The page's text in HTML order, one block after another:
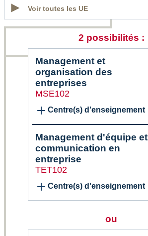
Voir toutes les UE
2 possibilités :
Management et
organisation des
entreprises
MSE102
Centre(s) d'enseignement
Management d'équipe et
communication en
entreprise
TET102
Centre(s) d'enseignement
ou